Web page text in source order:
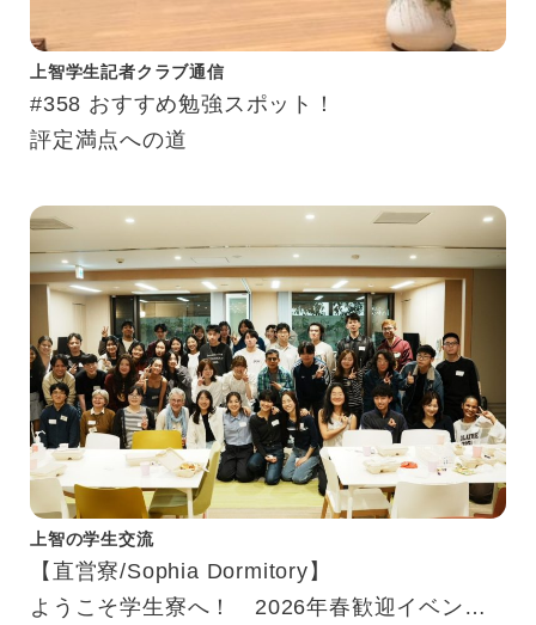
上智学生記者クラブ通信
#358 おすすめ勉強スポット！
評定満点への道
上智の学生交流
【直営寮/Sophia Dormitory】
ようこそ学生寮へ！ 2026年春歓迎イベント